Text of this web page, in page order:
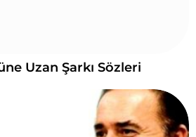
Uzan Şarkı Sözleri